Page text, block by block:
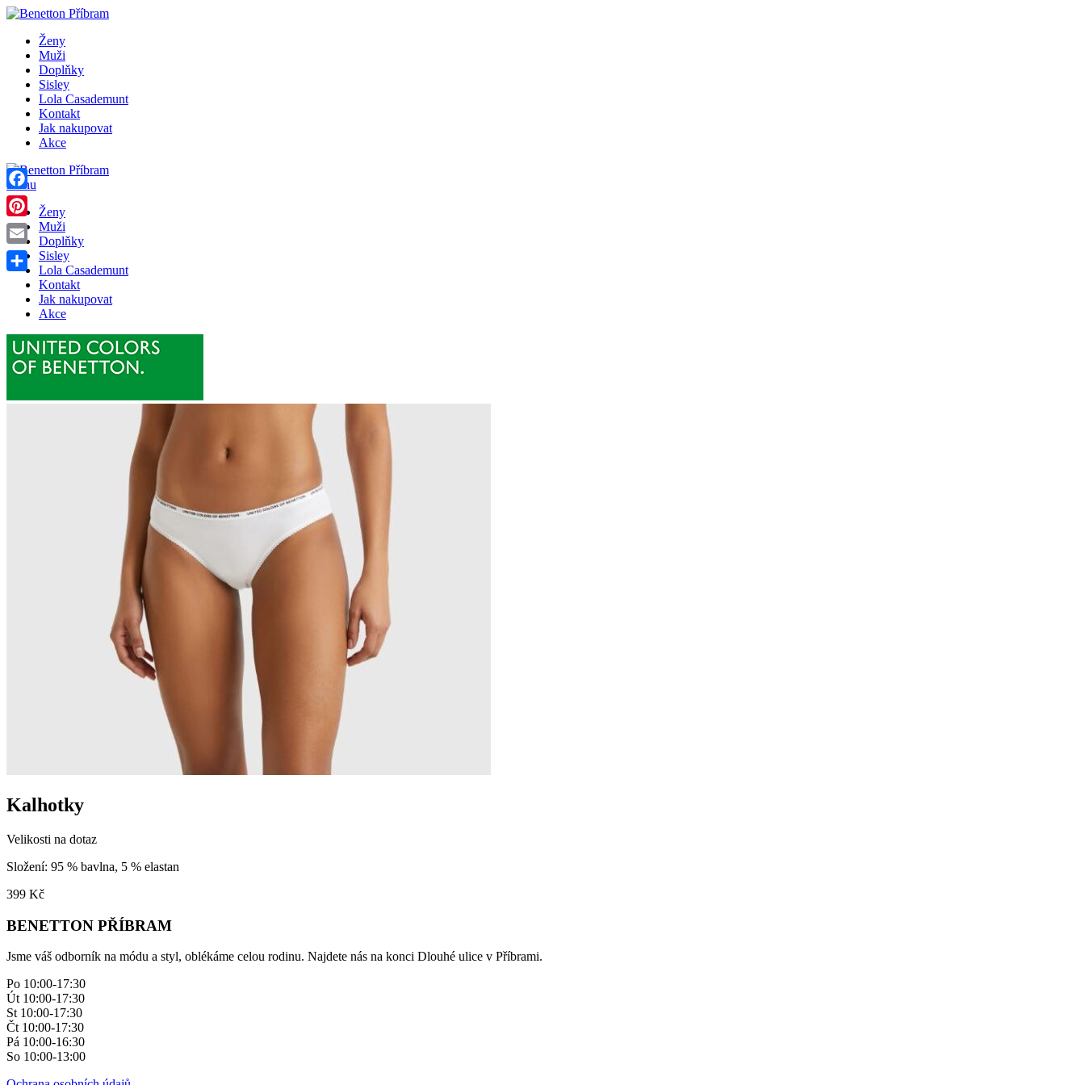
Ženy
Muži
Doplňky
Sisley
Lola Casademunt
Kontakt
Jak nakupovat
Akce
Menu
Ženy
Muži
Doplňky
Sisley
Lola Casademunt
Kontakt
Jak nakupovat
Akce
Kalhotky
Velikosti na dotaz
Složení: 95 % bavlna, 5 % elastan
399 Kč
BENETTON PŘÍBRAM
Jsme váš odborník na módu a styl, oblékáme celou rodinu. Najdete nás na konci Dlouhé ulice v Příbrami.
Po 10:00-17:30
Út 10:00-17:30
St 10:00-17:30
Čt 10:00-17:30
Pá 10:00-16:30
So 10:00-13:00
Facebook
Pinterest
Email
Share